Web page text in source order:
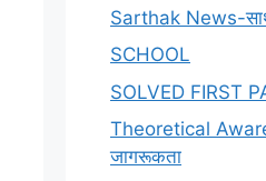
Sarthak News-
SCHOOL
SOLVED FIRST
Theoretical
जागरूकता